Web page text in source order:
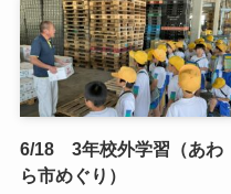
6/18 3年校外学習（あわ
ら市めぐり）